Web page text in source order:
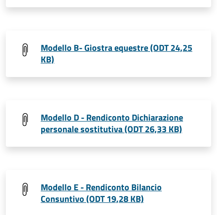
Modello B- Giostra equestre (ODT 24,25
KB)
Modello D - Rendiconto Dichiarazione
personale sostitutiva (ODT 26,33 KB)
Modello E - Rendiconto Bilancio
Consuntivo (ODT 19,28 KB)